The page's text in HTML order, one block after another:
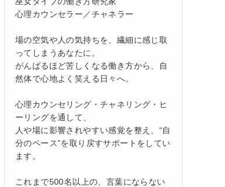
心理カウンセラー／チャネラー
場の空気や人の気持ちを、繊細に感じ取
ってしまうあなたに。
がんばるほど苦しくなる働き方から、自
然体で心地よく笑える日々へ。
心理カウンセリング・チャネリング・ヒ
ーリングを通して、
人や場に影響されやすい感覚を整え、“自
分のペース”を取り戻すサポートをしてい
ます。
これまで500名以上の、言葉にならない